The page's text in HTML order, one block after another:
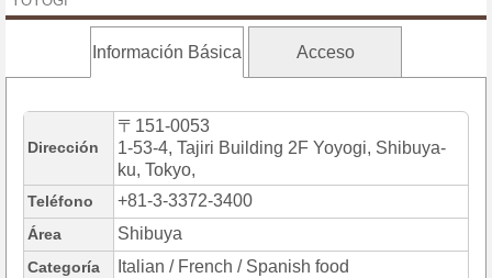
Información Básica Acceso
Dirección
〒151-0053
1-53-4, Tajiri Building 2F Yoyogi, Shibuya-
ku, Tokyo,
Teléfono +81-3-3372-3400
Área Shibuya
Categoría Italian / French / Spanish food